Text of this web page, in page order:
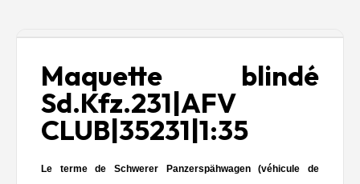
Maquette blindé
Sd.Kfz.231|AFV
CLUB|35231|1:35
Le terme de Schwerer Panzerspähwagen (véhicule de